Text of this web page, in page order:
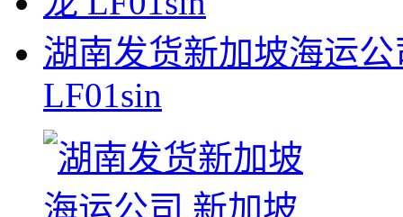
湖南发货新加坡海运
LF01sin